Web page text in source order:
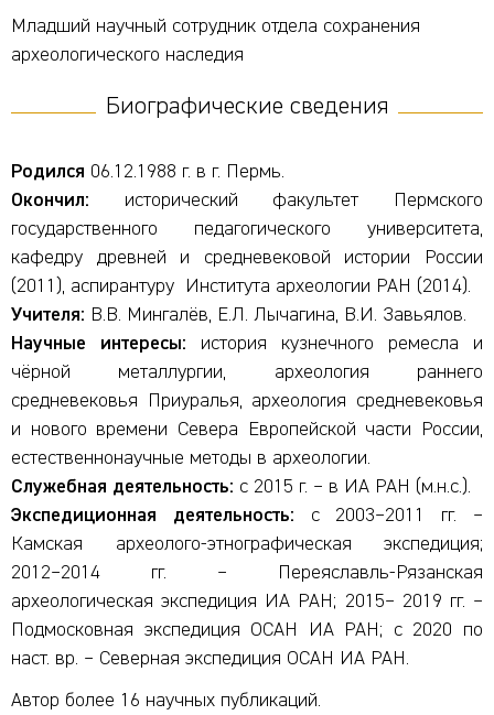
Младший научный сотрудник отдела сохранения
археологического наследия
Биографические сведения
Родился 06.12.1988 г. в г. Пермь.
Окончил: исторический факультет Пермского
государственного педагогического университета,
кафедру древней и средневековой истории России
(2011), аспирантуру Института археологии РАН (2014).
Учителя: В.В. Мингалёв, Е.Л. Лычагина, В.И. Завьялов.
Научные интересы: история кузнечного ремесла и
чёрной металлургии, археология раннего
средневековья Приуралья, археология средневековья
и нового времени Севера Европейской части России,
естественнонаучные методы в археологии.
Служебная деятельность: с 2015 г. – в ИА РАН (м.н.с.).
Экспедиционная деятельность: с 2003–2011 гг. –
Камская археолого-этнографическая экспедиция;
2012–2014 гг. – Переяславль-Рязанская
археологическая экспедиция ИА РАН; 2015– 2019 гг. –
Подмосковная экспедиция ОСАН ИА РАН; с 2020 по
наст. вр. – Северная экспедиция ОСАН ИА РАН.
Автор более 16 научных публикаций.